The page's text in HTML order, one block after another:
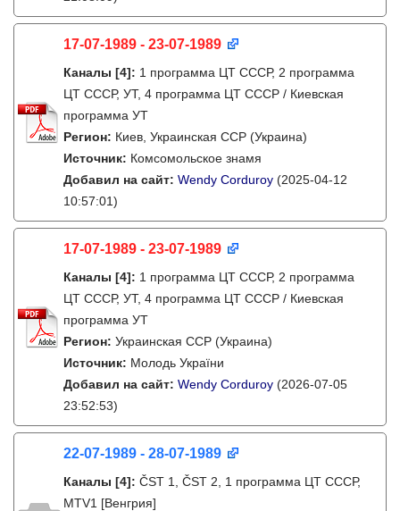
17-07-1989 - 23-07-1989
Каналы [4]: 1 программа ЦТ СССР, 2 программа
ЦТ СССР, УТ, 4 программа ЦТ СССР / Киевская
программа УТ
Регион: Киев, Украинская ССР (Украина)
Источник: Комсомольское знамя
Добавил на сайт: Wendy Corduroy (2025-04-12
10:57:01)
17-07-1989 - 23-07-1989
Каналы [4]: 1 программа ЦТ СССР, 2 программа
ЦТ СССР, УТ, 4 программа ЦТ СССР / Киевская
программа УТ
Регион: Украинская ССР (Украина)
Источник: Молодь України
Добавил на сайт: Wendy Corduroy (2026-07-05
23:52:53)
22-07-1989 - 28-07-1989
Каналы [4]: ČST 1, ČST 2, 1 программа ЦТ СССР,
MTV1 [Венгрия]